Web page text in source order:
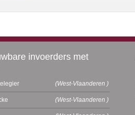
invoerders met
(West-Vlaanderen )
(West-Vlaanderen )